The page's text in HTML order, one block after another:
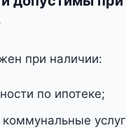
при наличии:
по ипотеке;
коммунальные